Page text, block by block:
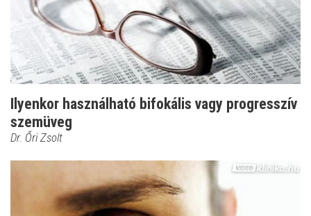
Ilyenkor használható bifokális vagy progresszív
szemüveg
Dr. Őri Zsolt